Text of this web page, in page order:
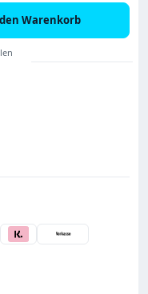
gewünschten
Warenkorb